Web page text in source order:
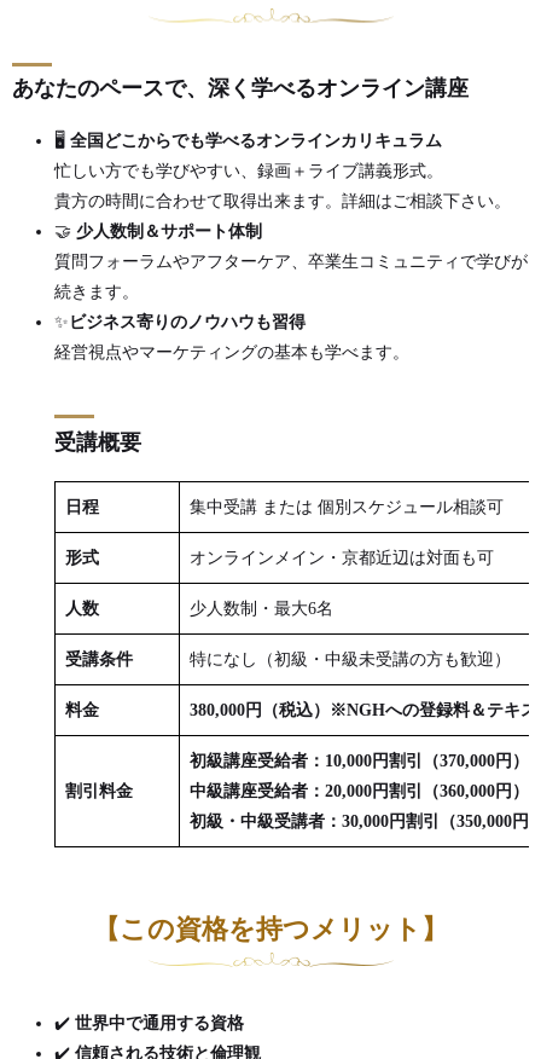
あなたのペースで、深く学べるオンライン講座
🖥 全国どこからでも学べるオンラインカリキュラム
忙しい方でも学びやすい、録画＋ライブ講義形式。
貴方の時間に合わせて取得出来ます。詳細はご相談下さい。
🤝 少人数制＆サポート体制
質問フォーラムやアフターケア、卒業生コミュニティで学びが
続きます。
✨ ビジネス寄りのノウハウも習得
経営視点やマーケティングの基本も学べます。
受講概要
日程 集中受講 または 個別スケジュール相談可
形式 オンラインメイン・京都近辺は対面も可
人数 少人数制・最大6名
受講条件 特になし（初級・中級未受講の方も歓迎）
料金 380,000円（税込）※NGHへの登録料＆テキ
割引料金
初級講座受給者：10,000円割引（370,000円）
中級講座受給者：20,000円割引（360,000円）
初級・中級受講者：30,000円割引（350,000円
【この資格を持つメリット】
✔️ 世界中で通用する資格
✔️ 信頼される技術と倫理観